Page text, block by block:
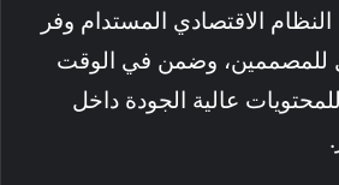
النظام الاقتصادي المستدام وفر
وضمن في الوقت
عالية الجودة داخل